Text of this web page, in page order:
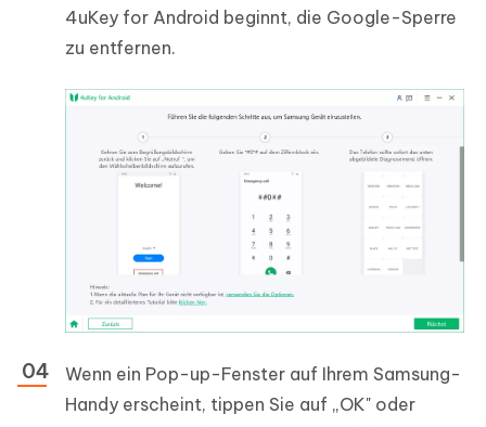
4uKey for Android beginnt, die Google-Sperre
zu entfernen.
Wenn ein Pop-up-Fenster auf Ihrem Samsung-
Handy erscheint, tippen Sie auf „OK" oder